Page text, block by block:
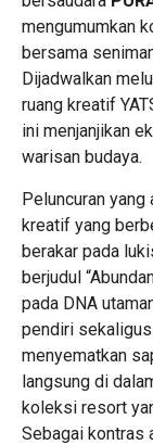
mengumumkan
bersama
Dijadwalkan
ruang kreatif
ini menjanjikan
warisan budaya.
Peluncuran
kreatif yang
berakar pada
berjudul
pada DNA
pendiri
menyematkan
langsung di
koleksi resort
Sebagai kontras